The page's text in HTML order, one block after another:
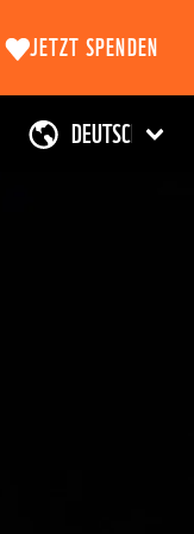
JETZT SPENDEN